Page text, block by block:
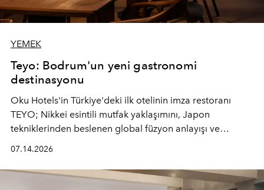
YEMEK
Teyo: Bodrum'un yeni gastronomi
destinasyonu
Oku Hotels'in Türkiye'deki ilk otelinin imza restoranı
TEYO; Nikkei esintili mutfak yaklaşımını, Japon
tekniklerinden beslenen global füzyon anlayışı ve
07.14.2026